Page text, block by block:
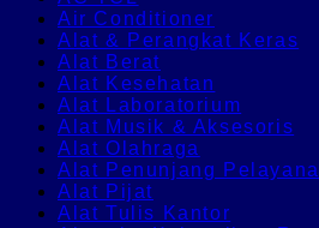
Air Conditioner
Alat & Perangkat Keras
Alat Berat
Alat Kesehatan
Alat Laboratorium
Alat Musik & Aksesoris
Alat Olahraga
Alat Penunjang
Alat Pijat
Alat Tulis Kantor